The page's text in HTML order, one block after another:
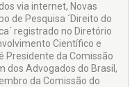
via internet, Novas
de Pesquisa ´Direito do
registrado no Diretório
Científico e
Presidente da Comissão
dos Advogados do Brasil,
da Comissão do